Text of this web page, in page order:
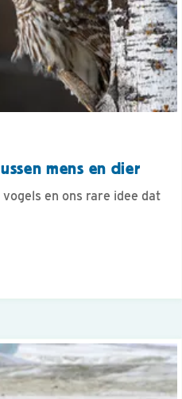
mens en dier
vogels en ons rare idee dat